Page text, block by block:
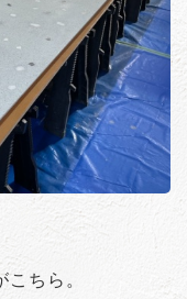
ちら。